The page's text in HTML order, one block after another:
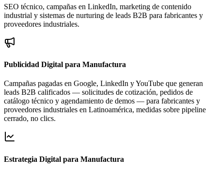
SEO técnico, campañas en LinkedIn, marketing de contenido
industrial y sistemas de nurturing de leads B2B para fabricantes y
proveedores industriales.
Publicidad Digital para Manufactura
Campañas pagadas en Google, LinkedIn y YouTube que generan
leads B2B calificados — solicitudes de cotización, pedidos de
catálogo técnico y agendamiento de demos — para fabricantes y
proveedores industriales en Latinoamérica, medidas sobre pipeline
cerrado, no clics.
Estrategia Digital para Manufactura